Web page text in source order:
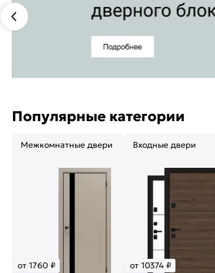
Популярные категории
Межкомнатные двери
от 1760 ₽
Входные двери
от 10374 ₽